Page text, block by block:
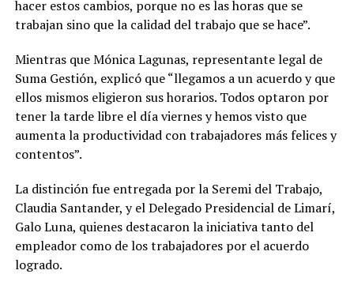
hacer estos cambios, porque no es las horas que se
trabajan sino que la calidad del trabajo que se hace”.
Mientras que Mónica Lagunas, representante legal de
Suma Gestión, explicó que “llegamos a un acuerdo y que
ellos mismos eligieron sus horarios. Todos optaron por
tener la tarde libre el día viernes y hemos visto que
aumenta la productividad con trabajadores más felices y
contentos”.
La distinción fue entregada por la Seremi del Trabajo,
Claudia Santander, y el Delegado Presidencial de Limarí,
Galo Luna, quienes destacaron la iniciativa tanto del
empleador como de los trabajadores por el acuerdo
logrado.